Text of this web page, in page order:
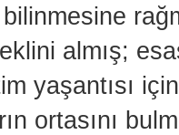
almış;
yaşantısı
ortasını